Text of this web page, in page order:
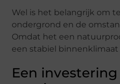
Wel is het belangrijk om
ondergrond en de
Omdat het een
een stabiel binnenklimaat
Een